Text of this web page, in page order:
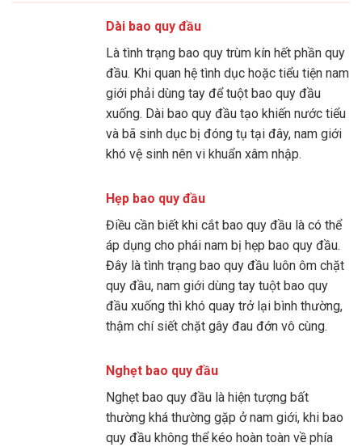
Dài bao quy đầu
Là tình trạng bao quy trùm kín hết phần quy
đầu. Khi quan hệ tình dục hoặc tiểu tiện nam
giới phải dùng tay để tuột bao quy đầu
xuống. Dài bao quy đầu tạo khiến nước tiểu
và bã sinh dục bị đóng tụ tại đây, nam giới
khó vệ sinh nên vi khuẩn xâm nhập.
Hẹp bao quy đầu
Điều cần biết khi cắt bao quy đầu là có thể
áp dụng cho phái nam bị hẹp bao quy đầu.
Đây là tình trạng bao quy đầu luôn ôm chặt
quy đầu, nam giới dùng tay tuột bao quy
đầu xuống thì khó quay trở lại bình thường,
thậm chí siết chặt gây đau đớn vô cùng.
Nghẹt bao quy đầu
Nghẹt bao quy đầu là hiện tượng bất
thường khá thường gặp ở nam giới, khi bao
quy đầu không thể kéo hoàn toàn về phía